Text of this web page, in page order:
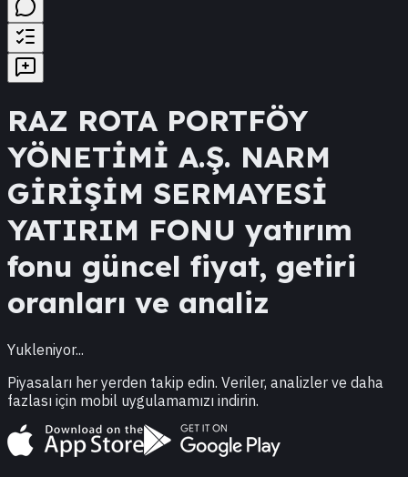
RAZ ROTA PORTFÖY
YÖNETİMİ A.Ş. NARM
GİRİŞİM SERMAYESİ
YATIRIM FONU yatırım
fonu güncel fiyat, getiri
oranları ve analiz
Yukleniyor...
Piyasaları her yerden takip edin. Veriler, analizler ve daha
fazlası için mobil uygulamamızı indirin.